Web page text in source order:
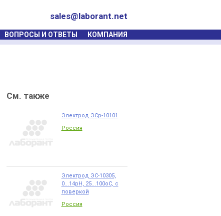
sales@laborant.net
ВОПРОСЫ И ОТВЕТЫ КОМПАНИЯ
См. также
Электрод ЭСр-10101
Россия
Электрод ЭС-10305,
0...14pH, 25...100оС, с
поверкой
Россия